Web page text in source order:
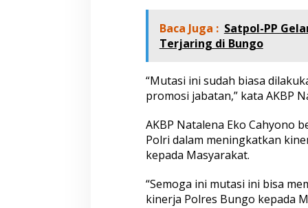
Baca Juga : Satpol-PP
Terjaring di Bungo
“Mutasi ini sudah biasa
promosi jabatan,” kata AKBP
AKBP Natalena Eko Cahyono
Polri dalam meningkatkan
kepada Masyarakat.
“Semoga ini mutasi ini bisa
kinerja Polres Bungo kepada